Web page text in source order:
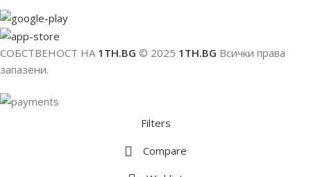
СОБСТВЕНОСТ НА 1TH.BG © 2025 1TH.BG Всички права
запазени.
Filters
Compare